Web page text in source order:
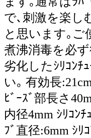
で､刺激を楽し
と思います｡ご
煮沸消毒を必
劣化したｼﾘｺﾝﾁ
い｡ 有効長
ﾋﾞｰｽﾞ部長さ
内径4mm ｼﾘｺﾝﾁ
ﾌﾞ直径:6mm ｼﾘ